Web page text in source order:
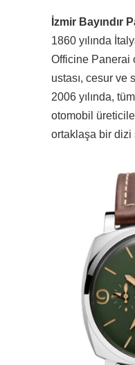
İzmir Bayındır
1860 yılında
Officine Panerai
ustası, cesur ve
2006 yılında,
otomobil
ortaklaşa bir dizi